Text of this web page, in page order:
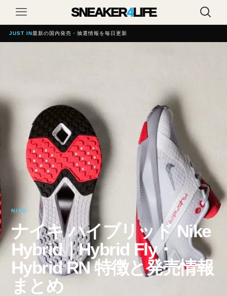
SNEAKER4LIFE
JUST IN最新の国内発売・抽選情報を毎日更新
NIKE
ナイキ ハイブリッド Nike
Hybrid｜Hybrid Fly・
Hybrid RN 特徴と発売情報
まとめ